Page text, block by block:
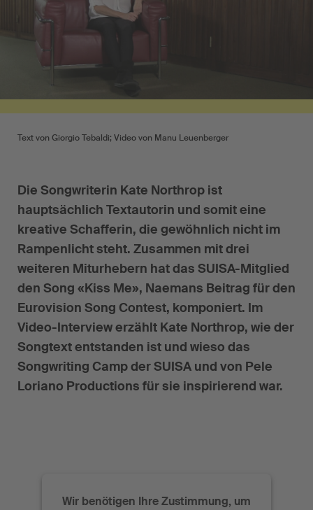
Text von Giorgio Tebaldi; Video von Manu Leuenberger
Die Songwriterin Kate Northrop ist
hauptsächlich Textautorin und somit eine
kreative Schafferin, die gewöhnlich nicht im
Rampenlicht steht. Zusammen mit drei
weiteren Miturhebern hat das SUISA-Mitglied
den Song «Kiss Me», Naemans Beitrag für den
Eurovision Song Contest, komponiert. Im
Video-Interview erzählt Kate Northrop, wie der
Songtext entstanden ist und wieso das
Songwriting Camp der SUISA und von Pele
Loriano Productions für sie inspirierend war.
Wir benötigen Ihre Zustimmung, um